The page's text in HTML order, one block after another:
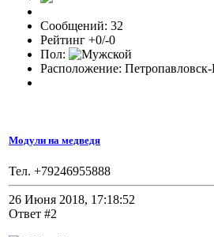
Сообщений: 32
Рейтинг +0/-0
Пол:
Расположение:
Модули на медведя
Тел. +79246955888
26 Июня 2018, 17:18:52
Ответ #2